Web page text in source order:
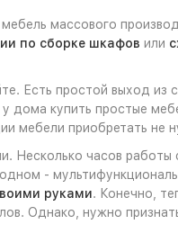
массового
по сборке шкафов или
Есть простой выход из
купить простые
мебели приобретать не
Несколько часов
одном -
руками. Конечно,
Однако, нужно